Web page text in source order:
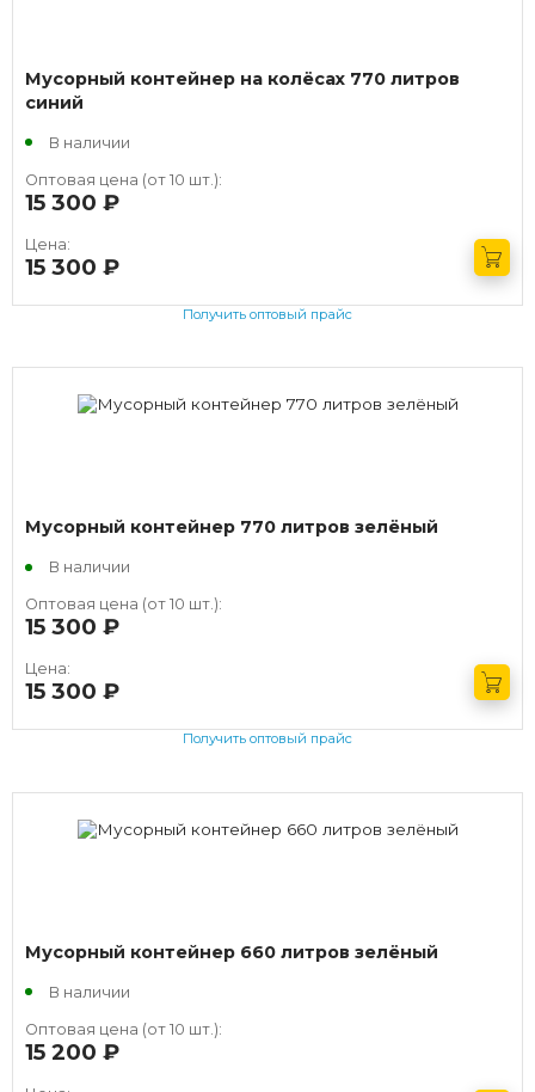
Мусорный контейнер на колёсах 770 литров
синий
В наличии
Оптовая цена (от 10 шт.):
15 300
Цена:
15 300
Получить оптовый прайс
Мусорный контейнер 770 литров зелёный
В наличии
Оптовая цена (от 10 шт.):
15 300
Цена:
15 300
Получить оптовый прайс
Мусорный контейнер 660 литров зелёный
В наличии
Оптовая цена (от 10 шт.):
15 200